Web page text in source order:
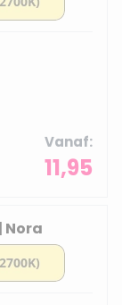
Vanaf
11,95
Nora